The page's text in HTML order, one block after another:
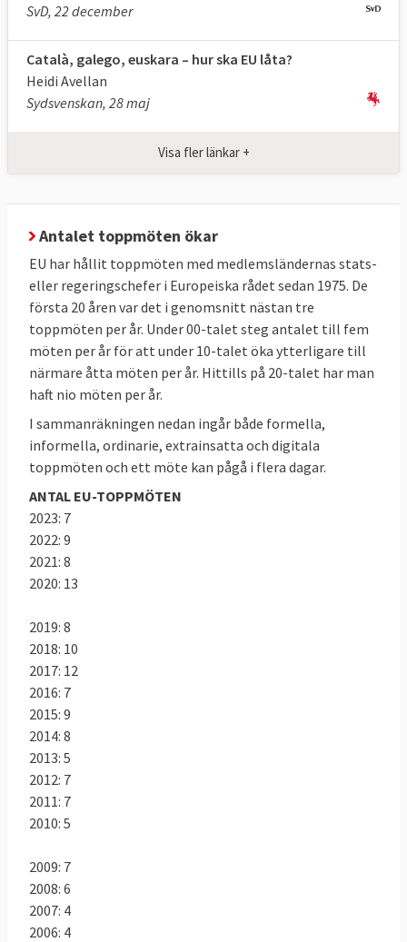
Det är iställetEU-kommissionen
detalj föreslår respektive antar de beslut
Efter varje toppmöteoffentliggör
Europeiska rådet sina så kallade slutsatser.
Inte blandas ihop
Europeiska rådet ska inte blandas ihop
medEuropeiska unionens rådsom också
kallas ministerrådet vilket består av
ministrar från varje medlemslands regering
och är en av lagstiftarna i EU. Det ska inte
heller förväxlas medEuroparådetsom är en
internationell mellanstatlig organisation
med främsta uppgift att försvara de
mänskliga rättigheterna i Europa.
SvD, 22 december
Català, galego, euskara – hur ska EU låta?
Heidi Avellan
Sydsvenskan, 28 maj
Visa fler länkar +
Antalet toppmöten ökar
EU har hållit toppmöten med medlemsländernas stats-
eller regeringschefer i Europeiska rådet sedan 1975. De
första 20 åren var det i genomsnitt nästan tre
toppmöten per år. Under 00-talet steg antalet till fem
möten per år för att under 10-talet öka ytterligare till
närmare åtta möten per år. Hittills på 20-talet har man
haft nio möten per år.
I sammanräkningen nedan ingår både formella,
informella, ordinarie, extrainsatta och digitala
toppmöten och ett möte kan pågå i flera dagar.
ANTAL EU-TOPPMÖTEN
2023: 7
2022: 9
2021: 8
2020: 13
2019: 8
2018: 10
2017: 12
2016: 7
2015: 9
2014: 8
2013: 5
2012: 7
2011: 7
2010: 5
2009: 7
2008: 6
2007: 4
2006: 4